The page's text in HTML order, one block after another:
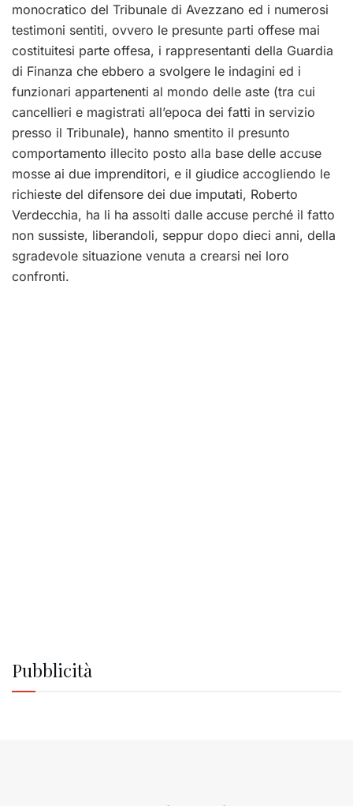
monocratico del Tribunale di Avezzano ed i numerosi
testimoni sentiti, ovvero le presunte parti offese mai
costituitesi parte offesa, i rappresentanti della Guardia
di Finanza che ebbero a svolgere le indagini ed i
funzionari appartenenti al mondo delle aste (tra cui
cancellieri e magistrati all’epoca dei fatti in servizio
presso il Tribunale), hanno smentito il presunto
comportamento illecito posto alla base delle accuse
mosse ai due imprenditori, e il giudice accogliendo le
richieste del difensore dei due imputati, Roberto
Verdecchia, ha li ha assolti dalle accuse perché il fatto
non sussiste, liberandoli, seppur dopo dieci anni, della
sgradevole situazione venuta a crearsi nei loro
confronti.
Pubblicità